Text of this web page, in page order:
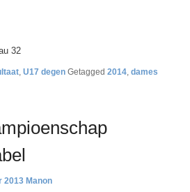
32
, U17 degen Getagged 2014, dames
2013 Manon